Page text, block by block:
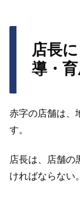
店長
導・
赤字の店舗は、
す。
店長は、店舗の
ければならない。